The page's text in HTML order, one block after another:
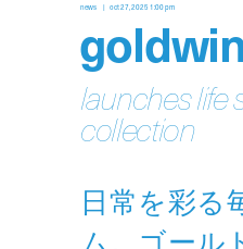
news oct 27, 2025 1:00 pm
launches life
collection